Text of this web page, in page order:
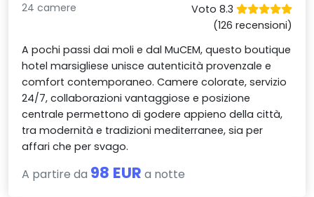
24 camere
Voto 8.3
(126 recensioni)
A pochi passi dai moli e dal MuCEM, questo boutique
hotel marsigliese unisce autenticità provenzale e
comfort contemporaneo. Camere colorate, servizio
24/7, collaborazioni vantaggiose e posizione
centrale permettono di godere appieno della città,
tra modernità e tradizioni mediterranee, sia per
affari che per svago.
A partire da 98 EUR a notte